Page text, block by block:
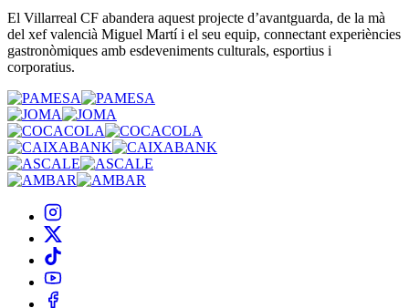
El Villarreal CF abandera aquest projecte d’avantguarda, de la mà
del xef valencià Miguel Martí i el seu equip, connectant experiències
gastronòmiques amb esdeveniments culturals, esportius i
corporatius.